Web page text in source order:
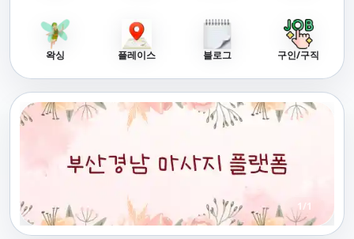
왁싱 플레이스 블로그 구인/구직
1 /1